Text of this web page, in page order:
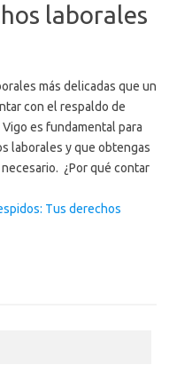
laborales
más delicadas que un
con el respaldo de
es fundamental para
laborales y que obtengas
¿Por qué contar
Tus derechos